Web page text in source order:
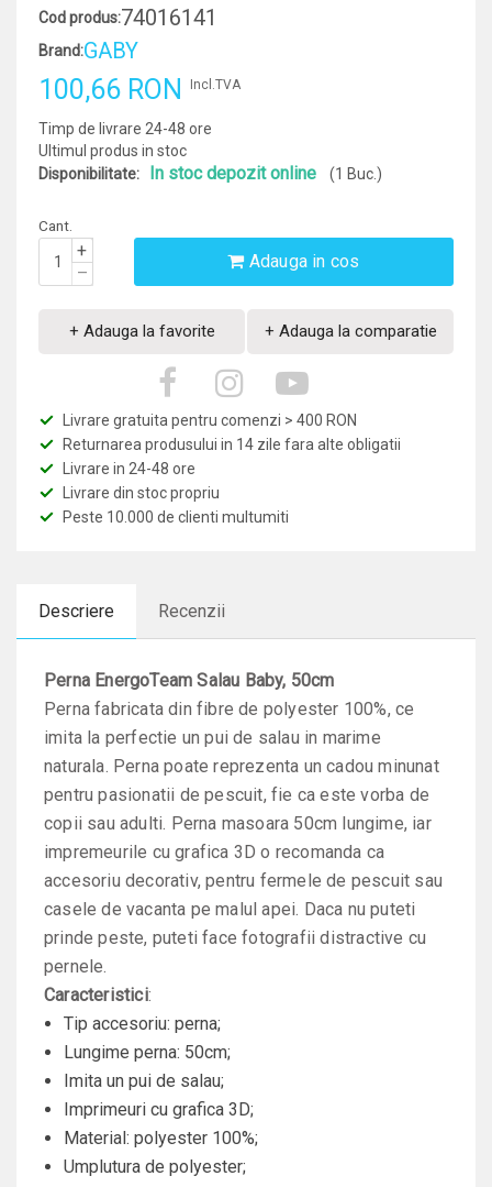
Cod produs:74016141
Brand:GABY
100,66 RON Incl.TVA
Timp de livrare 24-48 ore
Ultimul produs in stoc
Disponibilitate:
In stoc depozit online (1 Buc.)
Cant.
+
–
Adauga in cos
+ Adauga la favorite + Adauga la comparatie
Livrare gratuita pentru comenzi > 400 RON
Returnarea produsului in 14 zile fara alte obligatii
Livrare in 24-48 ore
Livrare din stoc propriu
Peste 10.000 de clienti multumiti
Descriere Recenzii
Perna EnergoTeam Salau Baby, 50cm
Perna fabricata din fibre de polyester 100%, ce
imita la perfectie un pui de salau in marime
naturala. Perna poate reprezenta un cadou minunat
pentru pasionatii de pescuit, fie ca este vorba de
copii sau adulti. Perna masoara 50cm lungime, iar
impremeurile cu grafica 3D o recomanda ca
accesoriu decorativ, pentru fermele de pescuit sau
casele de vacanta pe malul apei. Daca nu puteti
prinde peste, puteti face fotografii distractive cu
pernele.
Caracteristici:
Tip accesoriu: perna;
Lungime perna: 50cm;
Imita un pui de salau;
Imprimeuri cu grafica 3D;
Material: polyester 100%;
Umplutura de polyester;